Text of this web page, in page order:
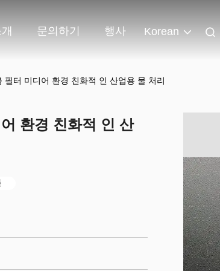
문의하기 행사 Korean
필터 미디어 환경 친화적 인 산업용 물 처리
환경 친화적 인 산